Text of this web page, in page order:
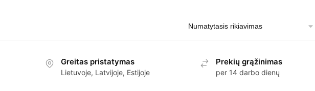
Greitas pristatymas
Lietuvoje, Latvijoje, Estijoje
Prekių grąžinimas
per 14 darbo dienų